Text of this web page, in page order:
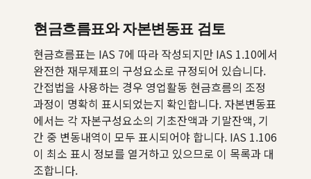
현금흐름표와 자본변동표 검토
현금흐름표는 IAS 7에 따라 작성되지만 IAS 1.10에서
완전한 재무제표의 구성요소로 규정되어 있습니다.
간접법을 사용하는 경우 영업활동 현금흐름의 조정
과정이 명확히 표시되었는지 확인합니다. 자본변동표
에서는 각 자본구성요소의 기초잔액과 기말잔액, 기
간 중 변동내역이 모두 표시되어야 합니다. IAS 1.106
이 최소 표시 정보를 열거하고 있으므로 이 목록과 대
조합니다.